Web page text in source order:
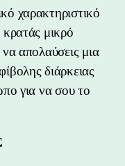
χαρακτηριστικό
μικρό
απολαύσεις μια
διάρκειας
για να σου το